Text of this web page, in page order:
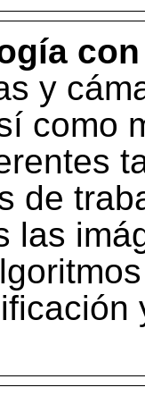
y
como
de
las